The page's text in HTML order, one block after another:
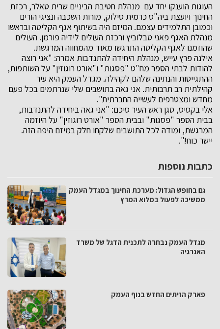
העוגות הוענקו יחד עם מנהלת חטיבת הביניים שרית טאלר, רכזת
החינוך ויועצת ביה"ס כרמית סילוק, מורות השכבה ונציגי הורים
וכמובן התלמידים עצמם. המיזם היה בשיתוף אגף הקליטה ובראשו
מנהלת האגף פאני טבלוביץ ורכזת העולים לידיה פורמן. העולים
שהוזמנו לאגף הקליטה התרגשו מאוד מהמחווה המרגשת.
אילנה פרץ עייש, מנהלת היחידה להתנדבות אמרה: "אני רוצה
להודות לבתי הספר מח"ט "פסגות" ו"אורט רוגוזין" על השותפות,
ההתגייסות והנתינה שלהם לקהילה. מגדל העמק היא עיר
קהילתית רב תרבותית. אני גאה בתושבים שלי שנרתמים בכל פעם
מחדש ומצטרפים לעשייה החברתית".
אלי בקסיס, סגן ראש העיר סיכם: "אני גאה ביחידה להתנדבות,
בבית הספר "פסגות" ובבית הספר "אורט רוגוזין" על היוזמה
המרגשת, ומודה לכל התושבים שלקחו חלק במיזם היפה הזה.
יישר כוח!".
כתבות נוספות
גם בחופש הגדול: מערכת החינוך במגדל העמק
ממשיכה לפעול במלוא המרץ
מגדל העמק נבחרה לתכנית הדגל של משרד
האנרגיה
פארק הזיתים החדש בנוף העמק